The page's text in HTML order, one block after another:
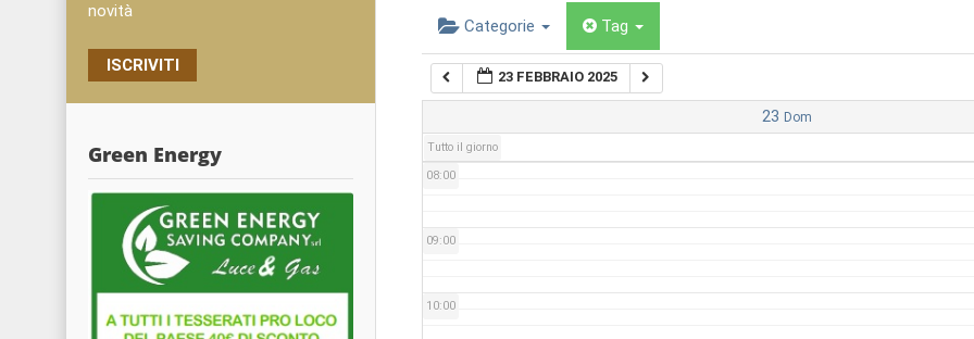
Categorie Tag
23 FEBBRAIO 2025
23 Dom
Tutto il giorno
08:00
09:00
10:00
novità
ISCRIVITI
Green Energy